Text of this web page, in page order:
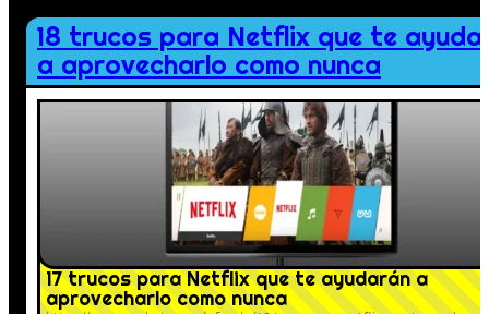
18 trucos para Netflix que te
a aprovecharlo como nunca
17 trucos para Netflix que te ayudarán a
aprovecharlo como nunca